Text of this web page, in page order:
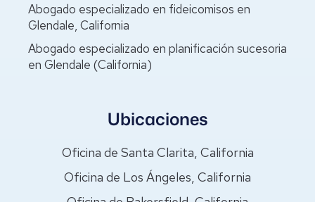
Abogado especializado en fideicomisos en
Glendale, California
Abogado especializado en planificación sucesoria
en Glendale (California)
Ubicaciones
Oficina de Santa Clarita, California
Oficina de Los Ángeles, California